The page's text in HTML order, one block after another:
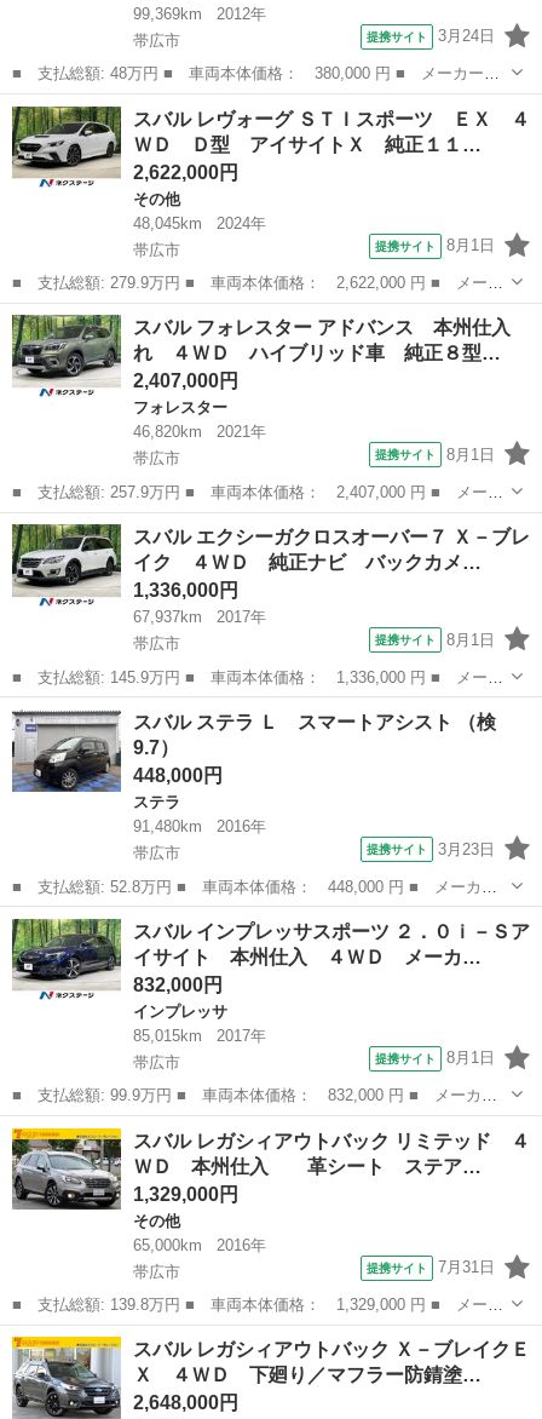
99,369km
2012年
帯広市
提携サイト 3月24日
■ 支払総額: 48万円 ■ 車両本体価格： 380,000 円 ■ メーカー
名： スバル ■ 車種名： レガシィツーリングワゴン ■ グレード
名： ２．５ｉアイサイトＢスポーツ レーダークルーズコントロー
ル バックカメラ...
北海道 帯広市
スバル レヴォーグ ＳＴＩスポーツ ＥＸ ４
ＷＤ Ｄ型 アイサイトＸ 純正１１…
2,622,000円
その他
48,045km
2024年
帯広市
提携サイト 8月1日
■ 支払総額: 279.9万円 ■ 車両本体価格： 2,622,000 円 ■ メーカ
ー名： スバル ■ 車種名： レヴォーグ ■ グレード名： ＳＴＩ
スポーツ ＥＸ ４ＷＤ Ｄ型 アイサイトＸ 純正１１インチナ
ビ ハーマ...
北海道 帯広市 その他
スバル フォレスター アドバンス 本州仕入
れ ４ＷＤ ハイブリッド車 純正８型…
2,407,000円
フォレスター
46,820km
2021年
帯広市
提携サイト 8月1日
■ 支払総額: 257.9万円 ■ 車両本体価格： 2,407,000 円 ■ メーカ
ー名： スバル ■ 車種名： フォレスター ■ グレード名： アド
バンス 本州仕入れ ４ＷＤ ハイブリッド車 純正８型ナビ バッ
クカメラ...
北海道 帯広市 フォレスター
スバル エクシーガクロスオーバー７ Ｘ－ブレ
イク ４ＷＤ 純正ナビ バックカメ…
1,336,000円
67,937km
2017年
帯広市
提携サイト 8月1日
■ 支払総額: 145.9万円 ■ 車両本体価格： 1,336,000 円 ■ メーカ
ー名： スバル ■ 車種名： エクシーガクロスオーバー７ ■ グレ
ード名： Ｘ－ブレイク ４ＷＤ 純正ナビ バックカメラ アイサ
イトＶｅ...
北海道 帯広市
スバル ステラ Ｌ スマートアシスト （検
9.7）
448,000円
ステラ
91,480km
2016年
帯広市
提携サイト 3月23日
■ 支払総額: 52.8万円 ■ 車両本体価格： 448,000 円 ■ メーカー
名： スバル ■ 車種名： ステラ ■ グレード名： Ｌ スマート
アシスト ■ 排気量： 660cc ■ ドア枚数： 5D ■ ミッション：...
北海道 帯広市 ステラ
スバル インプレッサスポーツ ２．０ｉ－Ｓア
イサイト 本州仕入 ４ＷＤ メーカ…
832,000円
インプレッサ
85,015km
2017年
帯広市
提携サイト 8月1日
■ 支払総額: 99.9万円 ■ 車両本体価格： 832,000 円 ■ メーカー
名： スバル ■ 車種名： インプレッサスポーツ ■ グレード
名： ２．０ｉ－Ｓアイサイト 本州仕入 ４ＷＤ メーカー８型ナ
ビ ブラックレザ...
北海道 帯広市 インプレッサ
スバル レガシィアウトバック リミテッド ４
ＷＤ 本州仕入 革シート ステア…
1,329,000円
その他
65,000km
2016年
帯広市
提携サイト 7月31日
■ 支払総額: 139.8万円 ■ 車両本体価格： 1,329,000 円 ■ メーカ
ー名： スバル ■ 車種名： レガシィアウトバック ■ グレード
名： リミテッド ４ＷＤ 本州仕入 革シート ステアリングヒ
ーター 純...
北海道 帯広市
スバル レガシィアウトバック Ｘ－ブレイクＥ
Ｘ ４ＷＤ 下廻り／マフラー防錆塗…
2,648,000円